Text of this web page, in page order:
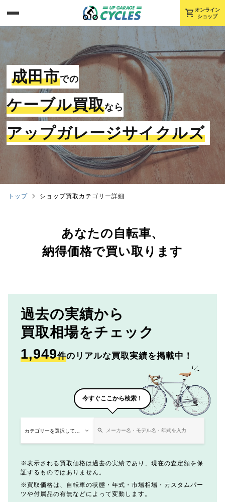
shopping_cart オンライン
ショップ
成田市での
ケーブル買取なら
アップガレージサイクルズ
トップ ショップ買取カテゴリー詳細
あなたの自転車、
納得価格で買い取ります
過去の実績から
買取相場をチェック
1,949件のリアルな買取実績を掲載中！
今すぐここから検索！
表示される買取価格は過去の実績であり、現在の査定額を保
証するものではありません。
買取価格は、自転車の状態・年式・市場相場・カスタムパー
ツや付属品の有無などによって変動します。